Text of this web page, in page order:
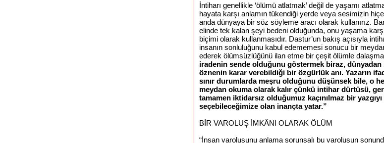
İntiharı genellikle ‘ölümü atlatmak’ değil de yaşamı
hayata karşı anlamın tükendiği yerde veya sesimizin hiçe
anda dünyaya bir söz söyleme aracı olarak kullanırız.
elinde tek kalan şeyi bedeni olduğunda, onu yaşama
biçimi olarak kullanmasıdır. Dastur’un bakış açısıyla
insanın sonluluğunu kabul edememesi sonucu bir
ederek ölümsüzlüğünü ilan etme bir çeşit ölümle
iradenin sende olduğunu göstermek biraz, dünyadan
öznenin karar verebildiği bir özgürlük anı. Yazarın
sınır durumlarda meşru olduğunu düşünsek bile, o
meydan okuma olarak kalır çünkü intihar dürtüsü,
tamamen iktidarsız olduğumuz kaçınılmaz bir
seçebileceğimize olan inançta yatar.”
BİR VAROLUŞ İMKÂNI OLARAK ÖLÜM
“İnsan varoluşunu anlama sorunsalı bu varoluşun